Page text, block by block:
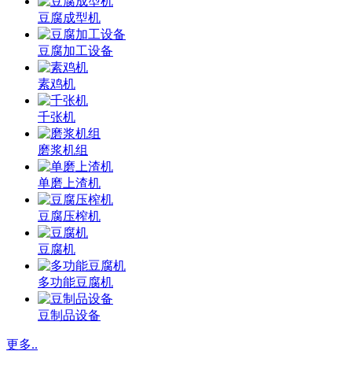
豆腐成型机
豆腐加工设备
素鸡机
千张机
磨浆机组
单磨上渣机
豆腐压榨机
豆腐机
多功能豆腐机
豆制品设备
更多..